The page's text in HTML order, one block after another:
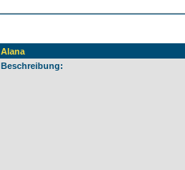
Alana
Beschreibung: